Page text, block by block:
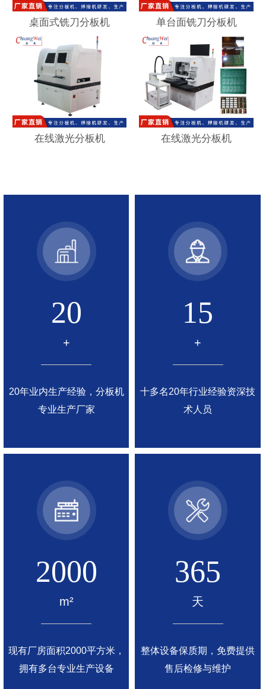
桌面式铣刀分板机 单台面铣刀分板机
在线激光分板机 在线激光分板机
20
+
20年业内生产经验，分板机
专业生产厂家
15
+
十多名20年行业经验资深技
术人员
2000
m²
现有厂房面积2000平方米，
拥有多台专业生产设备
365
天
整体设备保质期，免费提供
售后检修与维护